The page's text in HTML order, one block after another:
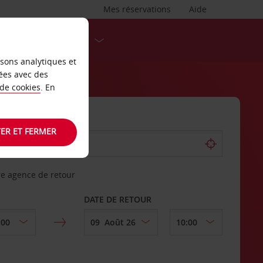
Aide
Mes réservations
agence de retour
DATE DE RETOUR
analytiques et
avec des
cookies. En
ET FERMER